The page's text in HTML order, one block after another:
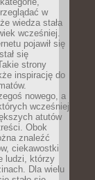
w
wiedza stała
wcześniej.
pojawił się
się
strony
inspirację do
nowego, a
wcześniej
atutów
Obok
znaleźć
ciekawostki
ludzi, którzy
Dla wielu